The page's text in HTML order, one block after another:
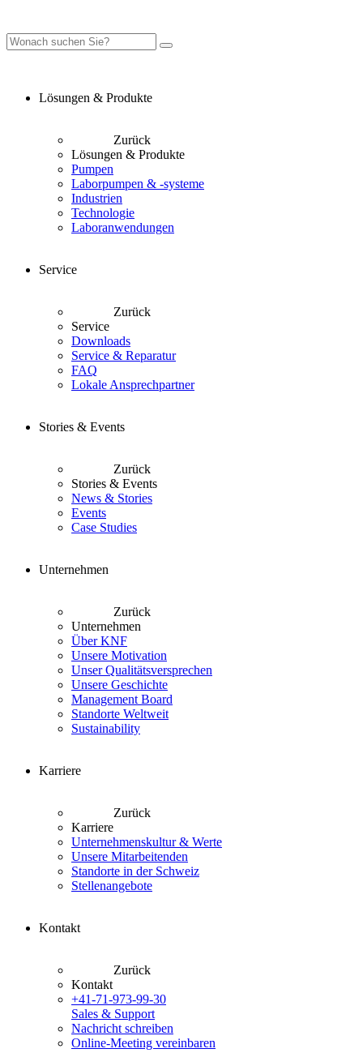
Lösungen & Produkte
Zurück
Lösungen & Produkte
Pumpen
Laborpumpen & -systeme
Industrien
Technologie
Laboranwendungen
Service
Zurück
Service
Downloads
Service & Reparatur
FAQ
Lokale Ansprechpartner
Stories & Events
Zurück
Stories & Events
News & Stories
Events
Case Studies
Unternehmen
Zurück
Unternehmen
Über KNF
Unsere Motivation
Unser Qualitätsversprechen
Unsere Geschichte
Management Board
Standorte Weltweit
Sustainability
Karriere
Zurück
Karriere
Unternehmenskultur & Werte
Unsere Mitarbeitenden
Standorte in der Schweiz
Stellenangebote
Kontakt
Zurück
Kontakt
+41-71-973-99-30
Sales & Support
Nachricht schreiben
Online-Meeting vereinbaren